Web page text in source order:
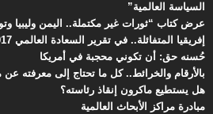
السياسة العالمية”
عرض كتاب “ثورات غير مكتملة.. اليمن وليبيا
إفريقيا المتفائلة.. في تقرير السعادة العالمي 2017
حُسنه حق: أن تكوني محجبة في أمريكا
بالأرقام والخرائط.. كل ما تحتاج إلى معرفته
هل يستطيع ماكرون إنقاذ رئاسته؟
مبادرة مراكز الأبحاث العالمية